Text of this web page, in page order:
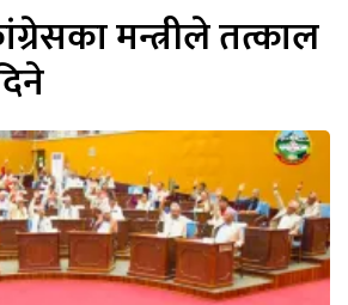
मन्त्रीले तत्काल